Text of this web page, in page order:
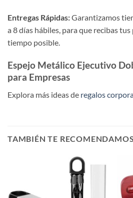
Entregas Rápidas:Garantizamos
a 8 días hábiles, para que recibas
tiempo posible.
Espejo Metálico Ejecutivo
para Empresas
Explora más ideas de regalos
TAMBIÉN TE